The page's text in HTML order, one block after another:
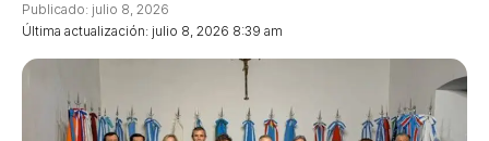
Última actualización: julio 8, 2026 8:39 am
Publicado: julio 8, 2026